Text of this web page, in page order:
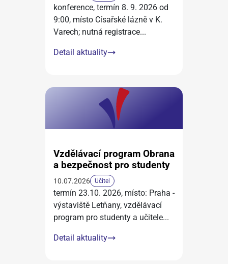
konference, termín 8. 9. 2026 od
9:00, místo Císařské lázně v K.
Varech; nutná registrace...
Detail aktuality
Vzdělávací program Obrana
a bezpečnost pro studenty
10.07.2026 Učitel
termín 23.10. 2026, místo: Praha -
výstaviště Letňany, vzdělávací
program pro studenty a učitele...
Detail aktuality